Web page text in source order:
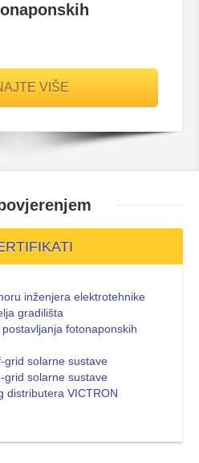
VIŠE
inženjera elektrotehnike
gradilišta
fotonaponskih
grid solarne sustave
grid solarne sustave
distributera VICTRON